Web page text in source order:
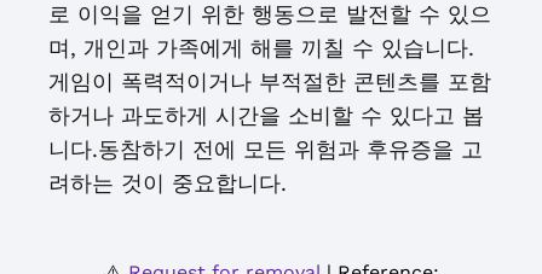
로 이익을 얻기 위한 행동으로 발전할 수 있으
며, 개인과 가족에게 해를 끼칠 수 있습니다.
게임이 폭력적이거나 부적절한 콘텐츠를 포함
하거나 과도하게 시간을 소비할 수 있다고 봅
니다.동참하기 전에 모든 위험과 후유증을 고
려하는 것이 중요합니다.